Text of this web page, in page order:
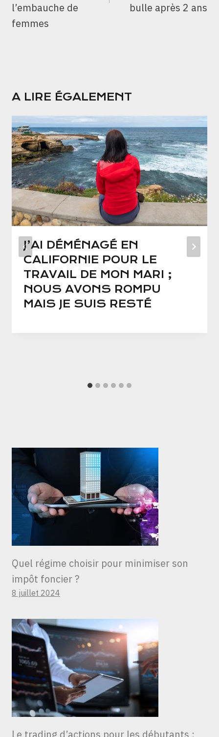
l’embauche de
femmes
bulle après 2 ans
A LIRE ÉGALEMENT
J’AI DÉMÉNAGÉ EN
CALIFORNIE POUR LE
TRAVAIL DE MON MARI ;
NOUS AVONS ROMPU
MAIS JE SUIS RESTÉ
Quel régime choisir pour minimiser son
impôt foncier ?
8 juillet 2024